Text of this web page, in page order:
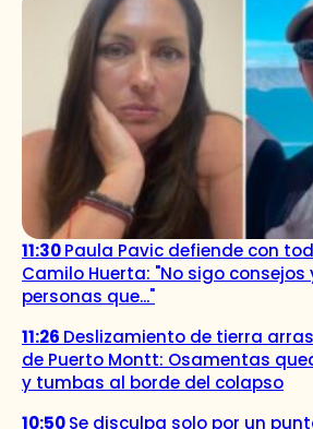
11:30Paula Pavic defiende con
Camilo Huerta: "No sigo consejos
personas que..."
11:26 Deslizamiento de tierra
de Puerto Montt: Osamentas
y tumbas al borde del colapso
10:50Se disculpa solo por un